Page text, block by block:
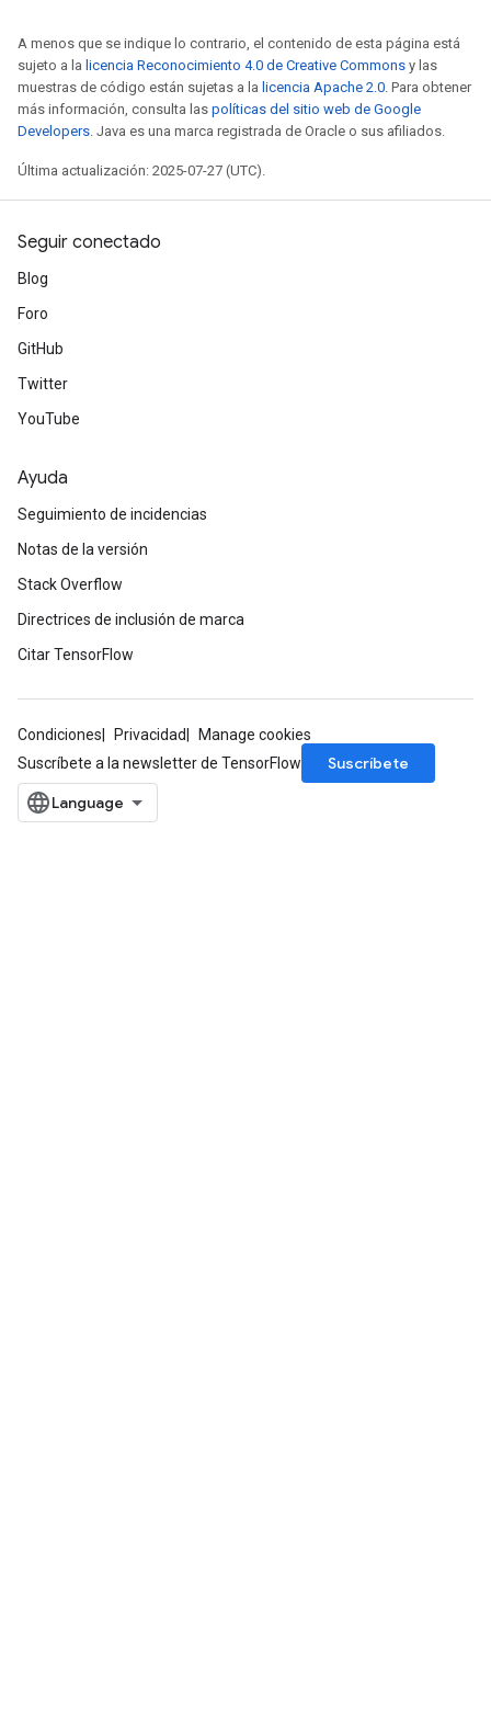
A menos que se indique lo contrario, el contenido de esta página está
sujeto a la licencia Reconocimiento 4.0 de Creative Commons y las
muestras de código están sujetas a la licencia Apache 2.0. Para obtener
más información, consulta las políticas del sitio web de Google
Developers. Java es una marca registrada de Oracle o sus afiliados.
Última actualización: 2025-07-27 (UTC).
Seguir conectado
Blog
Foro
GitHub
Twitter
YouTube
Ayuda
Seguimiento de incidencias
Notas de la versión
Stack Overflow
Directrices de inclusión de marca
Citar TensorFlow
Condiciones Privacidad
Manage cookies
Suscríbete a la newsletter de TensorFlow
Suscríbete